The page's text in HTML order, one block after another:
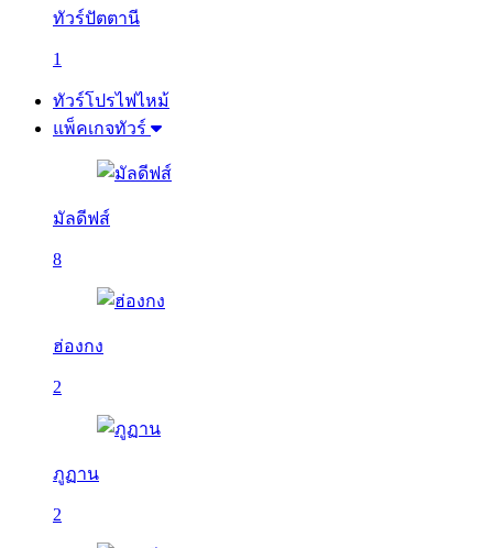
ทัวร์ปัตตานี
1
ทัวร์โปรไฟไหม้
แพ็คเกจทัวร์
มัลดีฟส์
8
ฮ่องกง
2
ภูฏาน
2